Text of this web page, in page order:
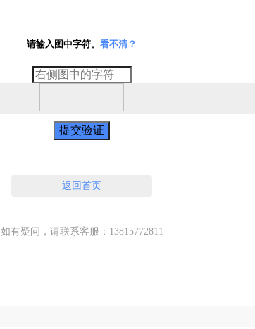
请输入图中字符。 看不清？
提交验证
返回首页
如有疑问，请联系客服：13815772811